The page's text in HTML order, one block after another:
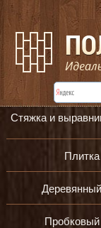
Стяжка и
Плитка
Пробковый